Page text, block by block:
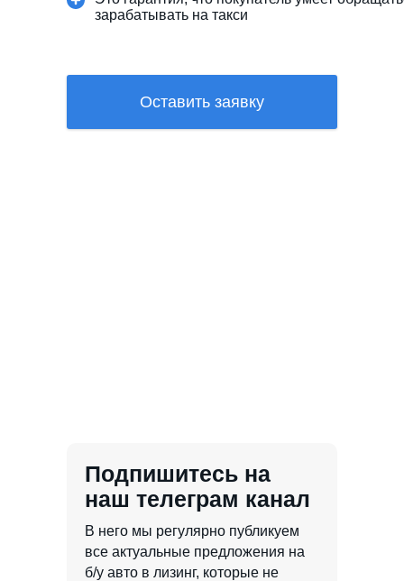
зарабатывать на такси
Оставить заявку
В него мы регулярно публикуем
все актуальные предложения на
б/у авто в лизинг, которые не
Подпишитесь на
наш телеграм канал